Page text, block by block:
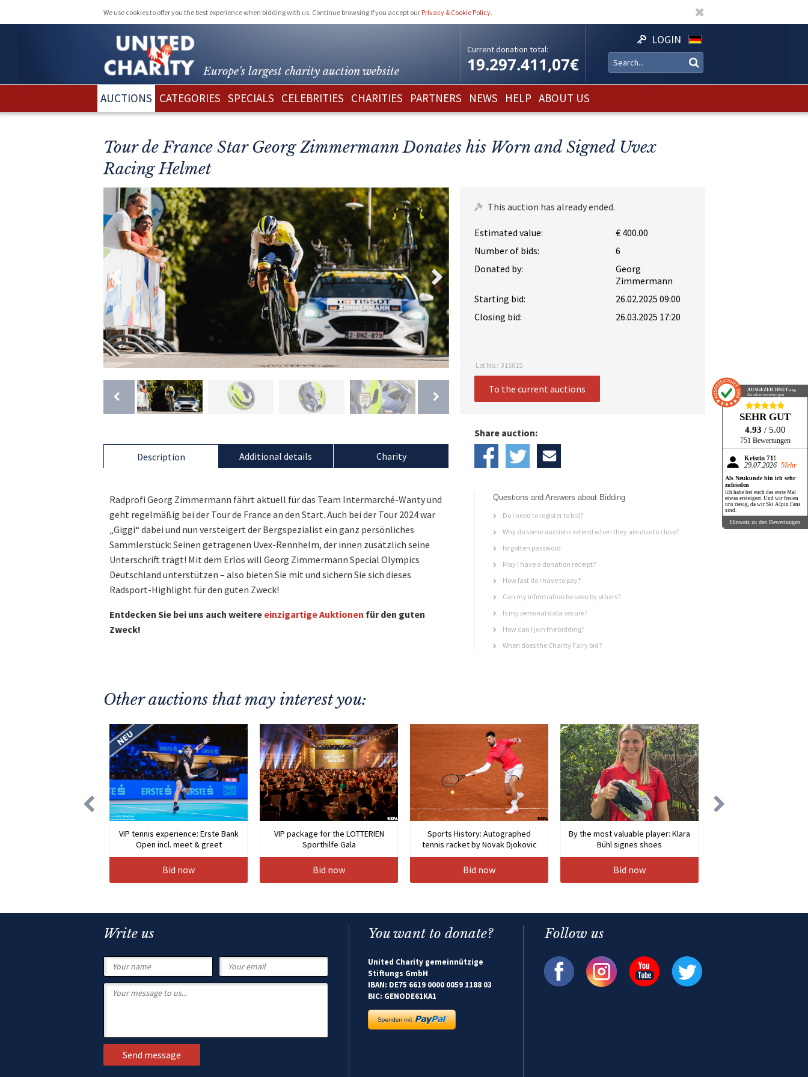
We use cookies to offer you the best experience when bidding with us. Continue browsing if you accept our Privacy & Cookie Policy.
Europe's largest charity auction website
Current donation total:
19.297.411,07€
LOGIN
AUCTIONS CATEGORIES SPECIALS CELEBRITIES CHARITIES PARTNERS NEWS HELP ABOUT US
Tour de France Star Georg Zimmermann Donates his Worn and Signed Uvex
Racing Helmet
This auction has already ended.
Estimated value:
€ 400.00
Number of bids:
6
Donated by:
Georg
Zimmermann
Starting bid:
26.02.2025 09:00
Closing bid:
26.03.2025 17:20
Lot No.: 315015
To the current auctions
Description
Radprofi Georg Zimmermann fährt aktuell für das Team Intermarché-Wanty und
geht regelmäßig bei der Tour de France an den Start. Auch bei der Tour 2024 war
„Giggi“ dabei und nun versteigert der Bergspezialist ein ganz persönliches
Sammlerstück: Seinen getragenen Uvex-Rennhelm, der innen zusätzlich seine
Unterschrift trägt! Mit dem Erlös will Georg Zimmermann Special Olympics
Deutschland unterstützen – also bieten Sie mit und sichern Sie sich dieses
Radsport-Highlight für den guten Zweck!
Entdecken Sie bei uns auch weitere einzigartige Auktionen für den guten
Zweck!
Additional details Charity
Share auction:
Questions and Answers about Bidding
Do I need to register to bid?
Why do some auctions extend when they are due to close?
forgotten password
May I have a donation receipt?
How fast do I have to pay?
Can my information be seen by others?
Is my personal data secure?
How can I join the bidding?
When does the Charity Fairy bid?
Other auctions that may interest you:
VIP tennis experience: Erste Bank
Open incl. meet & greet
Bid now
VIP package for the LOTTERIEN
Sporthilfe Gala
Bid now
Sports History: Autographed
tennis racket by Novak Djokovic
Bid now
By the most valuable player: Klara
Bühl signes shoes
Bid now
Write us You want to donate?
United Charity gemeinnützige
Stiftungs GmbH
IBAN: DE75 6619 0000 0059 1188 03
BIC: GENODE61KA1
Follow us
AUSGEZEICHNET.org
Kundenbewertungen
SEHR GUT
4.93 / 5.00
751 Bewertungen
Kristin 71!
29.07.2026 Mehr
Als Neukunde bin ich sehr
zufrieden
Ich habe bei euch das erste Mal
etwas ersteigert. Und wir freuen
uns riesig, da wir Ski Alpin Fans
sind.
Hinweis zu den Bewertungen